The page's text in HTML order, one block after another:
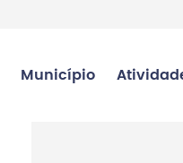
Município